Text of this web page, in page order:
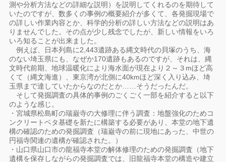
測や分析方法などの詳細な説明）を説明してくれるのを期待して
いたのですが、数多くの事例の概要紹介が多くて、各発掘現場で
の詳しい作業内容とか、科学的分析の詳しい方法などの説明はあ
りませんでした。その点が少し残念でしたが、新しい情報をいろ
いろ知ることが出来ました。
例えば、日本列島に2,443遺跡ある縄文時代の貝塚のうち、海
のない埼玉県にも、なぜか170遺跡もあるのですが、それは、縄
文時代前期、地球温暖化により海水面が現在より２～３mほど高
くて（縄文海進）、東京湾が北側に40kmほど深く入り込み、埼
玉県まで達していたからなのだとか……そうだったんだ。
そして発掘調査の具体的事例のごくごく一部を紹介すると以下
のような感じ。
・宮城県松島町の瑞巌寺の大修理に伴う調査：地盤強化のためコ
ンクリートベタ基礎を新たに構築する必要があり、本堂の地下遺
構の確認のための発掘調査（瑞巌寺の前に現地にあった、中世の
円福寺関連の遺構が確認された。）
・山口県山口市の龍福寺本堂の解体修理のための発掘調査（地下
遺構を保存しながらの発掘調査では、旧龍福寺本堂の構造や建立